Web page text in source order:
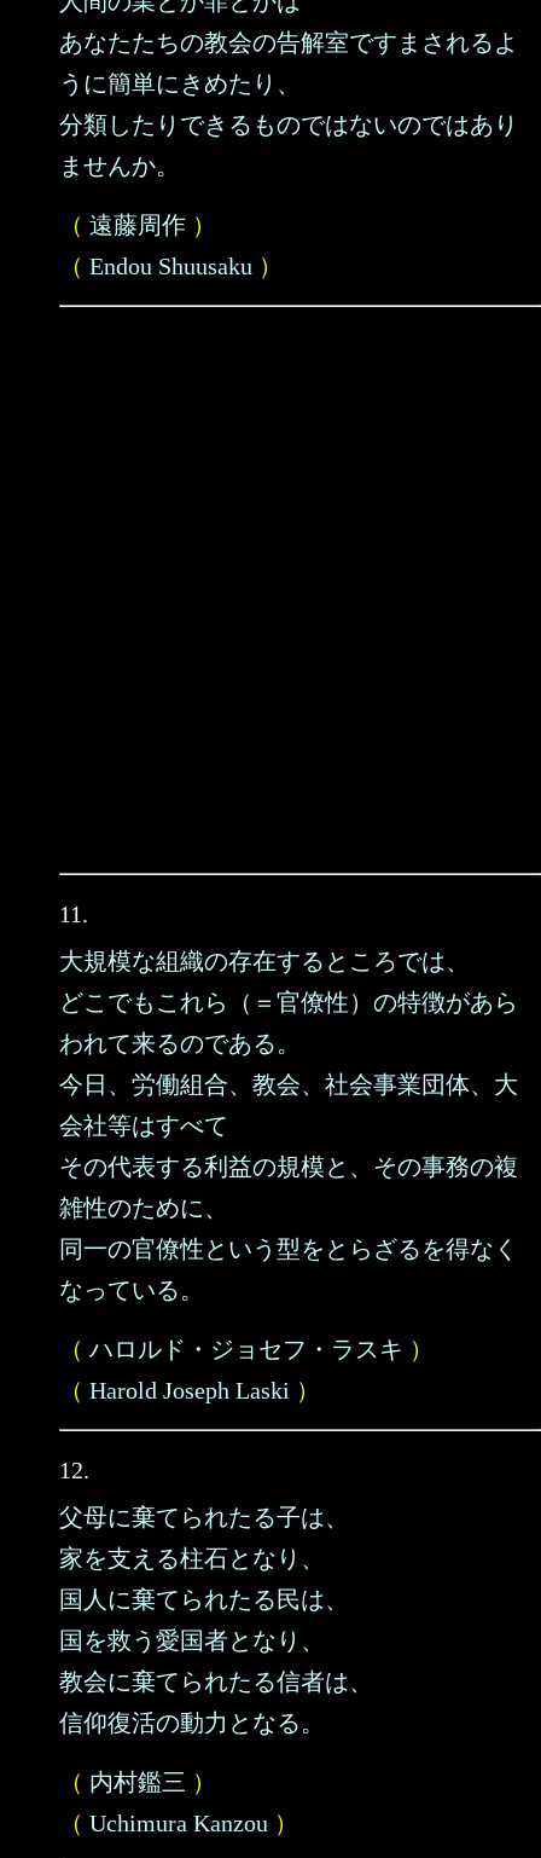
あなたたちの教会の告解室ですまされるよ
うに簡単にきめたり、
分類したりできるものではないのではあり
ませんか。
（ 遠藤周作 ）
（ Endou Shuusaku ）
11.
大規模な組織の存在するところでは、
どこでもこれら（＝官僚性）の特徴があら
われて来るのである。
今日、労働組合、教会、社会事業団体、大
会社等はすべて
その代表する利益の規模と、その事務の複
雑性のために、
同一の官僚性という型をとらざるを得なく
なっている。
（ ハロルド・ジョセフ・ラスキ ）
（ Harold Joseph Laski ）
12.
父母に棄てられたる子は、
家を支える柱石となり、
国人に棄てられたる民は、
国を救う愛国者となり、
教会に棄てられたる信者は、
信仰復活の動力となる。
（ 内村鑑三 ）
（ Uchimura Kanzou ）